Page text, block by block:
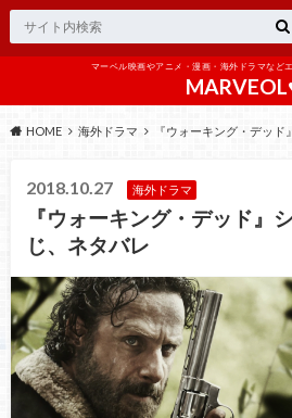
マーベル映画やアニメ・漫画・海外ドラマなど
HOME 海外ドラマ 『ウォーキング・デッ
2018.10.27 海外ドラマ
『ウォーキング・デッド』
じ、ネタバレ